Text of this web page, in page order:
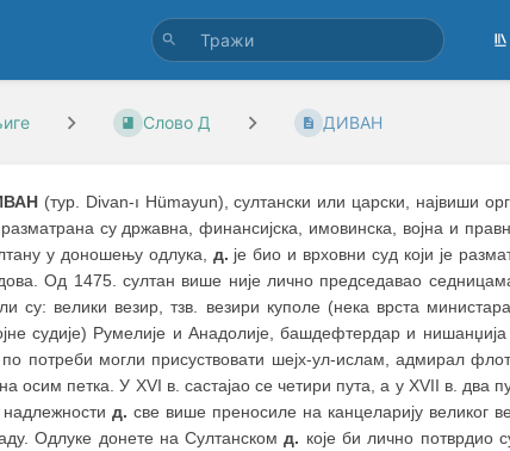
Слово Д ДИВАН
(тур. Divan-ı Hümayun), султански или царски, највиши
разматрана су државна, финансијска, имовинска, војна и
у доношењу одлука, д. је био и врховни суд који је
Од 1475. султан више није лично председавао
су: велики везир, тзв. везири куполе (нека врста
судије) Румелије и Анадолије, башдефтердар и нишанџија
по потреби могли присуствовати шејх-ул-ислам, адмирал
осим петка. У XVI в. састајао се четири пута, а у XVII в. два
д. све више преносиле на канцеларију великог
Одлуке донете на Султанскомд. које би лично потврдио